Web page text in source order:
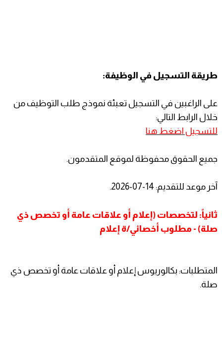
طريقة التسجيل في الوظيفة:
على الراغبين في التسجيل تعبئة نموذج طلب التوظيف من
خلال الرابط التالي:
للتسجيل اضغط هنا
جميع الحقوق محفوظة لموقع المتقدمون.
آخر موعد للتقديم: 14-07-2026.
ثانياً: لتخصصات (إعلام أو علاقات عامة أو تخصص ذي
صلة) - مطلوب أخصائي/ة إعلام
المتطلبات: بكالوريوس إعلام أو علاقات عامة أو تخصص ذي
صلة.